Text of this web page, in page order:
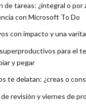
de tareas: ¿integral o por
con Microsoft To Do
con impacto y una
para el
y pegar
te delatan: ¿creas o
de revisión y viernes de